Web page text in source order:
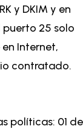
y DKIM y en
25 solo
Internet,
contratado.
políticas: 01 de